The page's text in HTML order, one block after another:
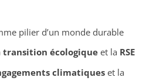
pilier d’un monde durable
transition écologiqueet la RSE
climatiqueset la